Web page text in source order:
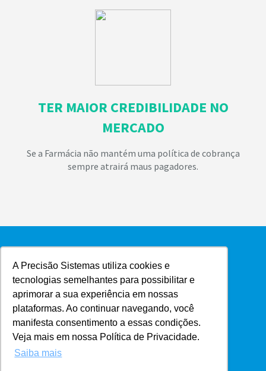
A Precisão Sistemas utiliza cookies e
tecnologias semelhantes para possibilitar e
aprimorar a sua experiência em nossas
plataformas. Ao continuar navegando, você
manifesta consentimento a essas condições.
Veja mais em nossa Política de Privacidade.
Saiba mais
TER MAIOR CREDIBILIDADE NO
MERCADO
Se a Farmácia não mantém uma política de cobrança
sempre atrairá maus pagadores.